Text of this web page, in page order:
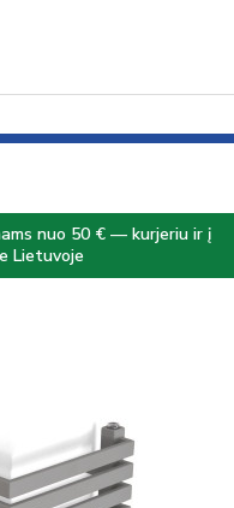
nuo 50 € — kurjeriu ir į
Lietuvoje